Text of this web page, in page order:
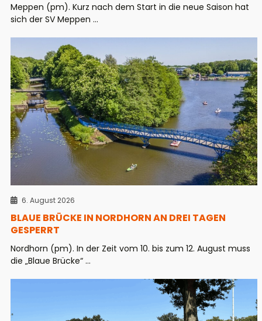
Meppen (pm). Kurz nach dem Start in die neue Saison hat
sich der SV Meppen ...
6. August 2026
BLAUE BRÜCKE IN NORDHORN AN DREI TAGEN
GESPERRT
Nordhorn (pm). In der Zeit vom 10. bis zum 12. August muss
die „Blaue Brücke“ ...